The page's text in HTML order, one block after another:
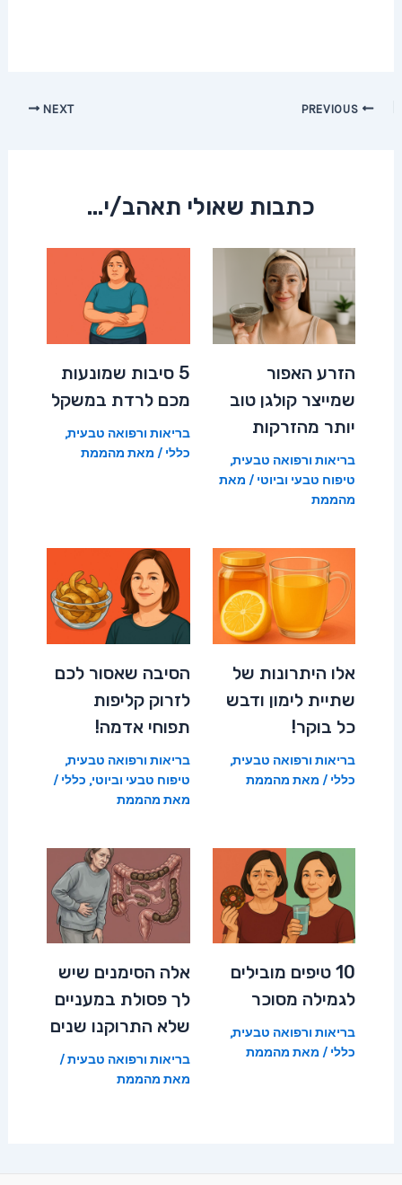
Post
NEXT
כתבות שאולי תאהב/י...
הזרע האפור
שמייצר קולגן טוב
יותר מהזרקות
בריאות ורפואה טבעית,
טיפוח טבעי וביוטי / מאת
מהממת
5 סיבות שמונעות
מכם לרדת במשקל
בריאות ורפואה טבעית,
כללי / מאת מהממת
אלו היתרונות של
שתיית לימון ודבש
כל בוקר!
בריאות ורפואה טבעית,
כללי / מאת מהממת
הסיבה שאסור לכם
לזרוק קליפות
תפוחי אדמה!
בריאות ורפואה טבעית,
טיפוח טבעי וביוטי, כללי /
מאת מהממת
10 טיפים מובילים
לגמילה מסוכר
בריאות ורפואה טבעית,
כללי / מאת מהממת
אלה הסימנים שיש
לך פסולת במעניים
שלא התרוקנו שנים
בריאות ורפואה טבעית/
מאת מהממת